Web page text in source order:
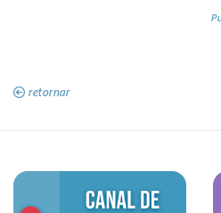
retornar